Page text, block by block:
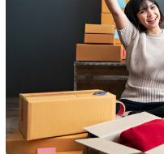
Mengungtungkan
Anda